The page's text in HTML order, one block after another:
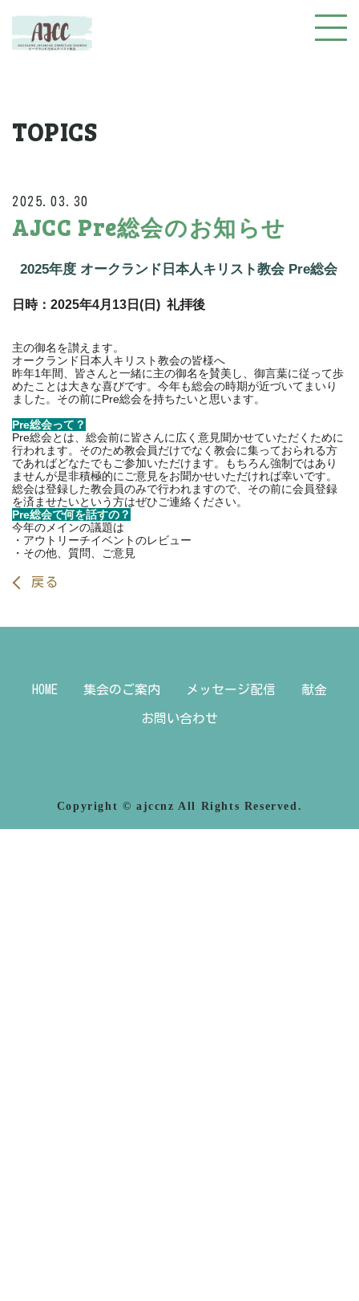
TOPICS
2025.03.30
AJCC Pre総会のお知らせ
2025年度 オークランド日本人キリスト教会 Pre総会
日時：2025年4月13日(日) 礼拝後
主の御名を讃えます。
オークランド日本人キリスト教会の皆様へ
昨年1年間、皆さんと一緒に主の御名を賛美し、 御言葉に従って歩
めたことは大きな喜びです。 今年も総会の時期が近づいてまいり
ました。 その前にPre総会を持ちたいと思います。
Pre総会って？
Pre総会とは、 総会前に皆さんに広く意見聞かせていただくために
行われます。 そのため教会員だけでなく教会に集っておられる方
であればどなたでもご参加いただけます。
もちろん強制ではあり
ませんが是非積極的にご意見をお聞かせいただければ幸いです。
総会は登録した教会員のみで行われますので、 その前に会員登録
を済ませたいという方はぜひご連絡ください。
Pre総会で何を話すの？
今年のメインの議題は
・アウトリーチイベントのレビュー
・その他、質問、ご意見
戻る
HOME 集会のご案内 メッセージ配信 献金
お問い合わせ
Copyright © ajccnz All Rights Reserved.